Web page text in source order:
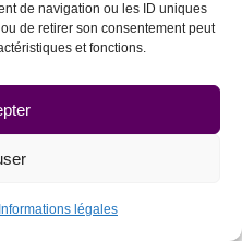
de navigation ou les ID uniques
de retirer son consentement peut
et fonctions.
Informations légales
le référencement
:
vous souhaitez